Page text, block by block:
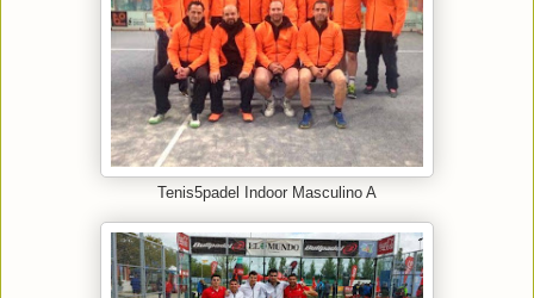
Tenis5padel Indoor Masculino A